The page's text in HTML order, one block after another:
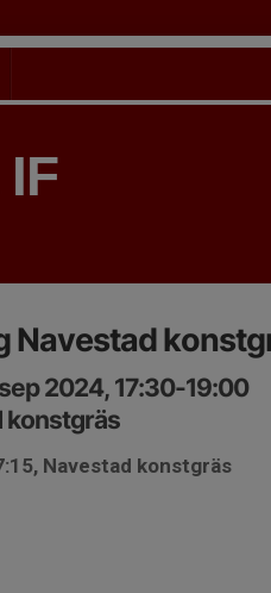
Navestad
2024, 17:30-19:00
konstgräs
Navestad konstgräs